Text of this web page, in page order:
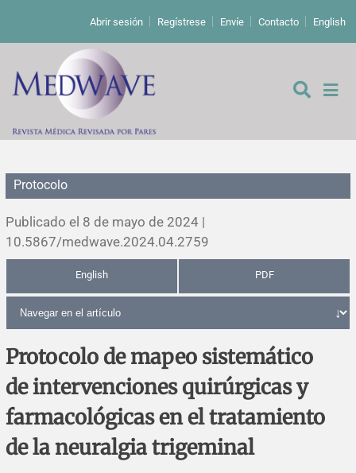
Abrir sesión Regístrese Envíe Contacto English
De los editores
Editoriales
Comentarios
Cartas a los editores
Errata y notas de reserva
Agradecimientos
Impressum
Estudios originales
Estudios cualitativos
Revisiones sistemáticas
Protocolos
Evaluaciones económicas
Análisis
Revisiones clínicas
Artículos de revisión
Notas metodológicas
Comunicaciones breves
Problemas de salud pública
Notas históricas y reseñas
Reporte de caso
Notas técnicas
Descripción
Protocolo
Publicado el 8 de mayo de 2024 |
10.5867/medwave.2024.04.2759
English PDF
Protocolo de mapeo sistemático
de intervenciones quirúrgicas y
farmacológicas en el tratamiento
de la neuralgia trigeminal